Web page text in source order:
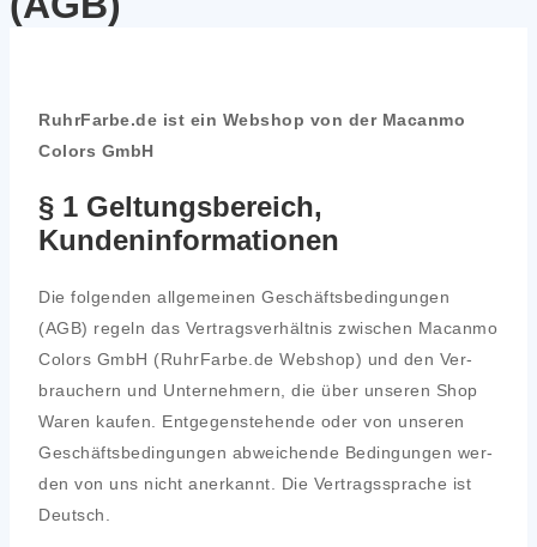
RuhrFarbe.de ist ein Web­shop von der Macan­mo
Colors GmbH
§ 1 Geltungsbereich,
Kundeninformationen
Die fol­gen­den all­ge­mei­nen Geschäfts­be­din­gun­gen
(AGB) regeln das Ver­trags­ver­hält­nis zwi­schen Macan­mo
Colors GmbH (RuhrFarbe.de Web­shop) und den Ver­
brau­chern und Unter­neh­mern, die über unse­ren Shop
Waren kau­fen. Ent­ge­gen­ste­hen­de oder von unse­ren
Geschäfts­be­din­gun­gen abwei­chen­de Bedin­gun­gen wer­
den von uns nicht aner­kannt. Die Ver­trags­spra­che ist
Deutsch.